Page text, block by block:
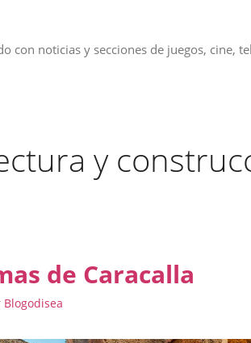
con noticias y secciones de juegos, cine,
y
de Caracalla
Blogodisea